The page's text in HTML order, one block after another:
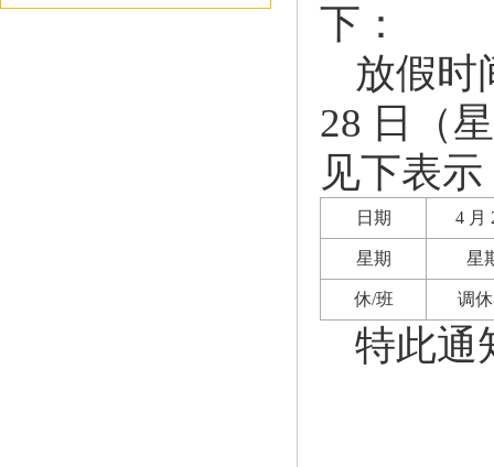
下：
放假时
28 日（
见下表示
日期 4 月
星期 星
休/班 调
特此通